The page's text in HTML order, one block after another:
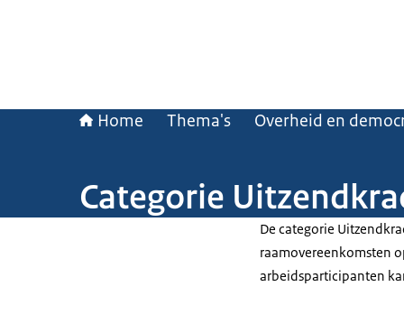
Home Thema's Overheid en
Categorie
De categorie
raamovereenkomsten
arbeidsparticipanten